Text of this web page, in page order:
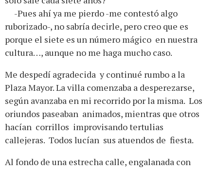
-Pues ahí ya me pierdo -me contestó algo
ruborizado-, no sabría decirle, pero creo que es
porque el siete es un número mágico en nuestra
cultura…, aunque no me haga mucho caso.
Me despedí agradecida y continué rumbo a la
Plaza Mayor. La villa comenzaba a desperezarse,
según avanzaba en mi recorrido por la misma. Los
oriundos paseaban animados, mientras que otros
hacían corrillos improvisando tertulias
callejeras. Todos lucían sus atuendos de fiesta.
Al fondo de una estrecha calle, engalanada con